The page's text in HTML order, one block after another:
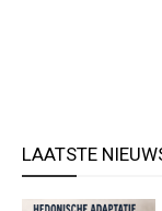
LAATSTE